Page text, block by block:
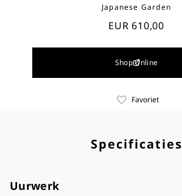
Japanese Garden
EUR 610,00
Shop Online
Favoriet
Specificaties
Uurwerk